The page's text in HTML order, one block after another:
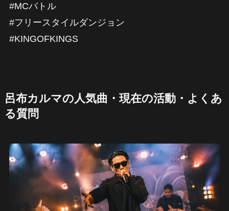
#MCバトル
#フリースタイルダンジョン
#KINGOFKINGS
呂布カルマの人気曲・現在の活動・よくあ
る質問